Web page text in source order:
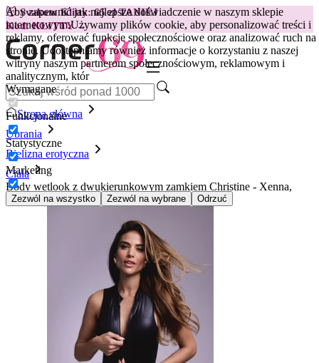
Aby zapewnić jak najlepsze doświadczenie w naszym sklepie
internetowym.Używamy plików cookie, aby personalizować treści i
reklamy, oferować funkcje społecznościowe oraz analizować ruch na
stronie. Udostępniamy również informacje o korzystaniu z naszej
witryny naszym partnerom społecznościowym, reklamowym i
analitycznym, któr
Wymagane
Funkcjonalne
Statystyczne
Marketing
Zezwól na wszystko Zezwól na wybrane Odrzuć
😽Svakom Klitty: 65 zł TANIEJ
Kod: KLITTY →
Strona główna
Ubrania
Bielizna erotyczna
Ciała
Body wetlook z dwukierunkowym zamkiem Christine - Xenna,
czarne